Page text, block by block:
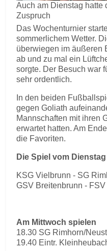
Auch am Dienstag hatte
Zuspruch
Das Wochenturnier
sommerlichem Wetter.
überwiegen im äußeren
ab und zu mal ein
sorgte. Der Besuch war
sehr ordentlich.
In den beiden
gegen Goliath
Mannschaften mit ihren
erwartet hatten. Am
die Favoriten.
Die Spiel vom Dienstag
KSG Vielbrunn - SG
GSV Breitenbrunn - FSV
Am Mittwoch spielen
18.30 SG Rimhorn/
19.40 Eintr.